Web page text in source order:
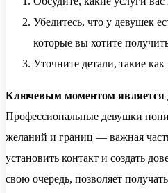
Убедитесь, что у девушек
которые вы хотите
Уточните детали, такие
Ключевым моментом является
Профессиональные девушки
желаний и границ — важная
установить контакт и создать
свою очередь, позволяет